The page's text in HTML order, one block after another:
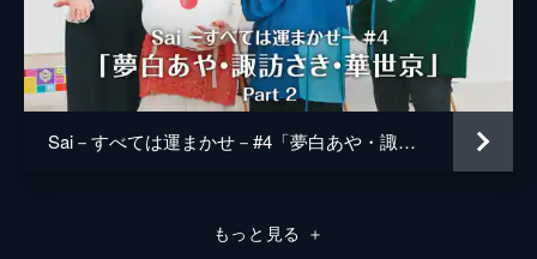
Sai－すべては運まかせ－#4「夢白あや・諏訪さき・華世京」Part 2
もっと見る ＋